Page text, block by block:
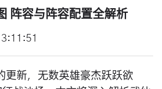
阵容与阵容配置全解析
更新，无数英雄豪杰跃跃欲